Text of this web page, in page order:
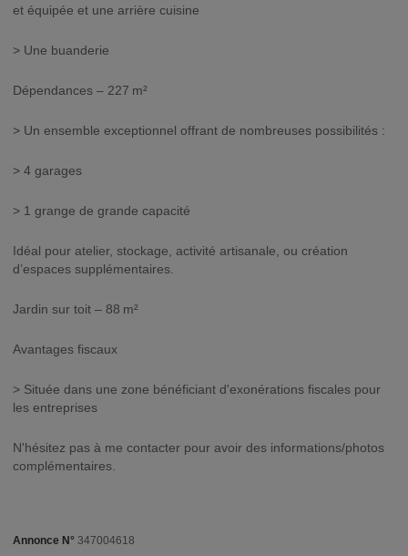
et équipée et une arrière cuisine
> Une buanderie
Dépendances – 227 m²
> Un ensemble exceptionnel offrant de nombreuses possibilités :
> 4 garages
> 1 grange de grande capacité
Idéal pour atelier, stockage, activité artisanale, ou création
d’espaces supplémentaires.
Jardin sur toit – 88 m²
Avantages fiscaux
> Située dans une zone bénéficiant d'exonérations fiscales pour
les entreprises
N'hésitez pas à me contacter pour avoir des informations/photos
complémentaires.
Annonce N° 347004618